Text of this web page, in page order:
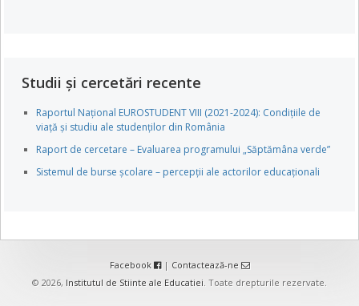
Studii și cercetări recente
Raportul Național EUROSTUDENT VIII (2021-2024): Condițiile de
viață și studiu ale studenților din România
Raport de cercetare – Evaluarea programului „Săptămâna verde”
Sistemul de burse școlare – percepții ale actorilor educaționali
Facebook | Contactează-ne
© 2026, Institutul de Stiinte ale Educatiei . Toate drepturile rezervate.